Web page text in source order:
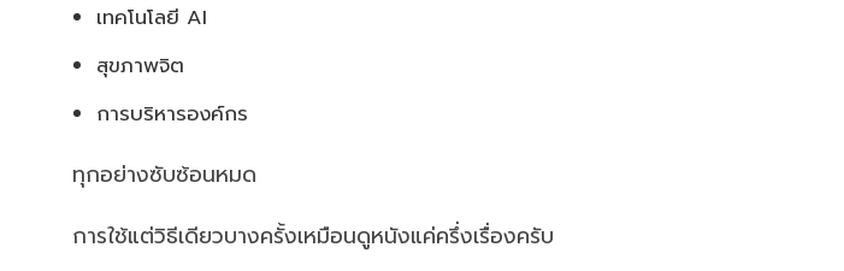
เทคโนโลยี AI
สุขภาพจิต
การบริหารองค์กร
ทุกอย่างซับซ้อนหมด
การใช้แต่วิธีเดียวบางครั้งเหมือนดูหนังแค่ครึ่งเรื่องครับ